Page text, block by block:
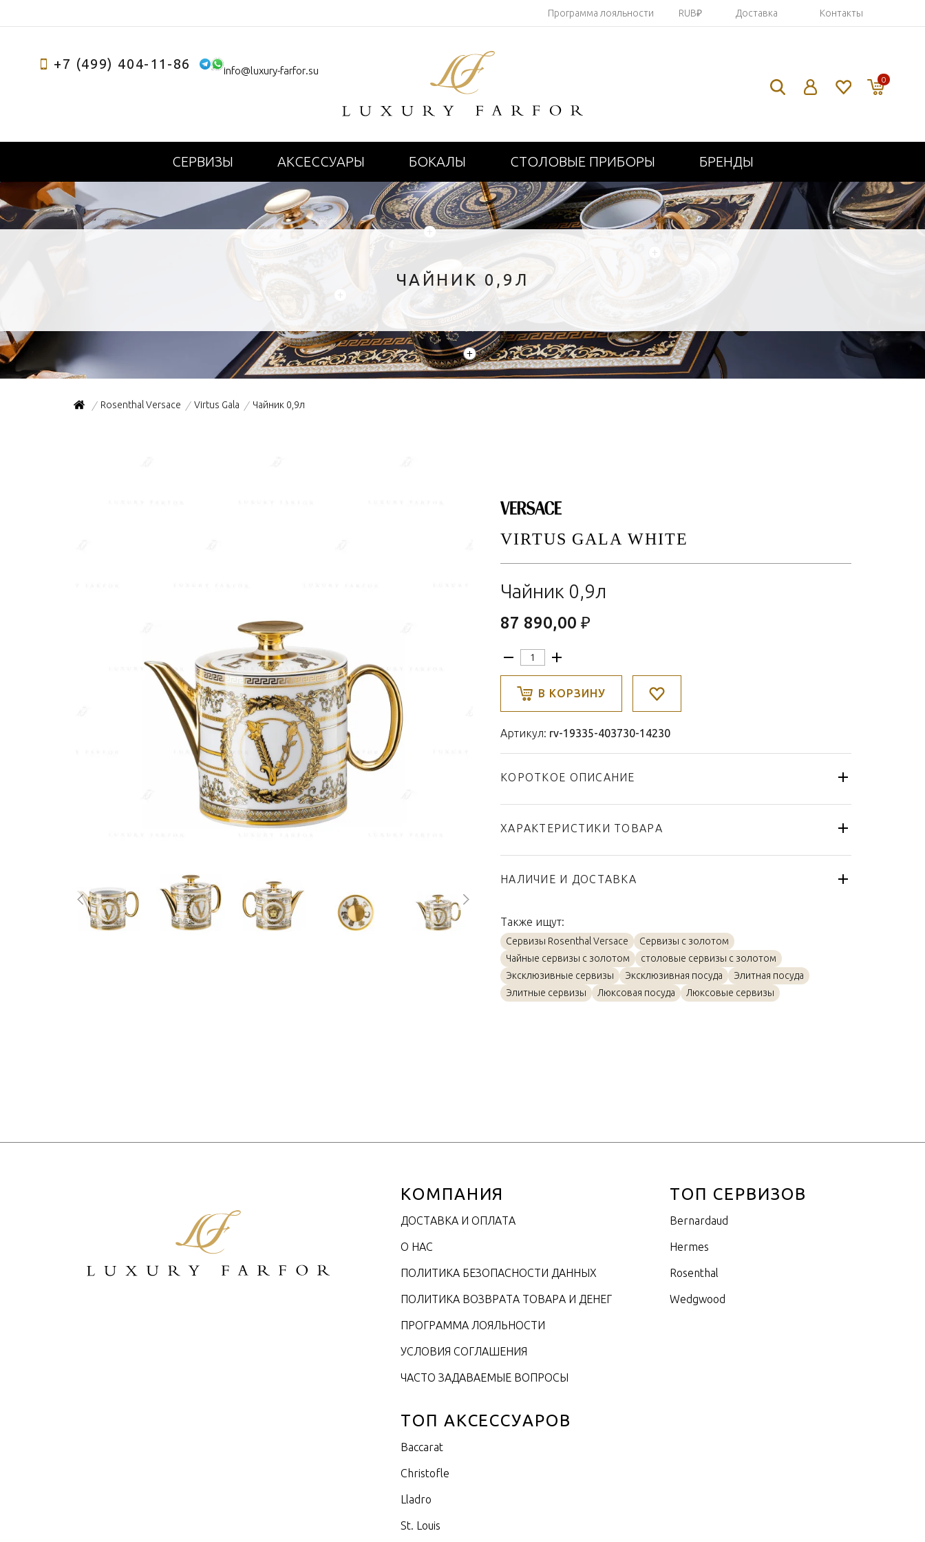
Программа лояльности RUB₽ Доставка Контакты
+7 (499) 404-11-86 info@luxury-farfor.su
0
СЕРВИЗЫ АКСЕССУАРЫ БОКАЛЫ СТОЛОВЫЕ ПРИБОРЫ БРЕНДЫ
+
+
+
+
ЧАЙНИК 0,9Л
/ Rosenthal Versace / Virtus Gala / Чайник 0,9л
VIRTUS GALA WHITE
Чайник 0,9л
87 890,00 ₽
В КОРЗИНУ
Артикул: rv-19335-403730-14230
КОРОТКОЕ ОПИСАНИЕ
ХАРАКТЕРИСТИКИ ТОВАРА
Коллекция
Virtus Gala
Материал
Объем / Размер
0,9л
НАЛИЧИЕ И ДОСТАВКА
Также ищут:
Сервизы Rosenthal Versace
Сервизы с золотом
Чайные сервизы с золотом
столовые сервизы с золотом
Эксклюзивные сервизы
Эксклюзивная посуда
Элитная посуда
Элитные сервизы
Люксовая посуда Люксовые сервизы
КОМПАНИЯ
ДОСТАВКА И ОПЛАТА
О НАС
ПОЛИТИКА БЕЗОПАСНОСТИ ДАННЫХ
ПОЛИТИКА ВОЗВРАТА ТОВАРА И ДЕНЕГ
ПРОГРАММА ЛОЯЛЬНОСТИ
УСЛОВИЯ СОГЛАШЕНИЯ
ЧАСТО ЗАДАВАЕМЫЕ ВОПРОСЫ
ТОП СЕРВИЗОВ
Bernardaud
Hermes
Rosenthal
Wedgwood
ТОП АКСЕССУАРОВ
Baccarat
Christofle
Lladro
St. Louis